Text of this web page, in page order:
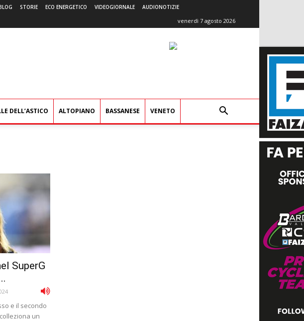
STORIE ECO ENERGETICO VIDEOGIORNALE AUDIONOTIZIE
venerdì 7 agosto 2026
DELL’ASTICO ALTOPIANO BASSANESE VENETO
SuperG
e il secondo
un